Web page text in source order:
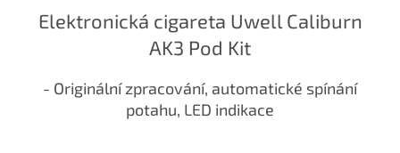
Elektronická cigareta Uwell Caliburn
AK3 Pod Kit
- Originální zpracování, automatické spínání
potahu, LED indikace